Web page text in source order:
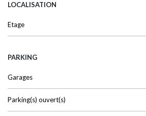
LOCALISATION
Etage
PARKING
Garages
Parking(s) ouvert(s)